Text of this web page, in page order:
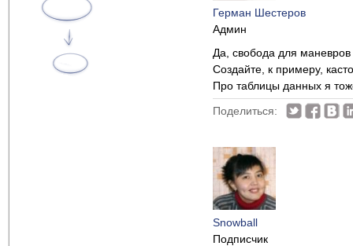
Герман Шестеров
Админ
Да, свобода для
Создайте, к примеру,
Про таблицы данных я
Поделиться:
Snowball
Подписчик